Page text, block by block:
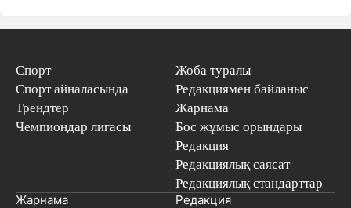
Спорт
Спорт айналасында
Трендтер
Чемпиондар лигасы
Жоба туралы
Редакциямен байланыс
Жарнама
Бос жұмыс орындары
Редакция
Редакциялық саясат
Редакциялық стандарттар
Жарнама Редакция